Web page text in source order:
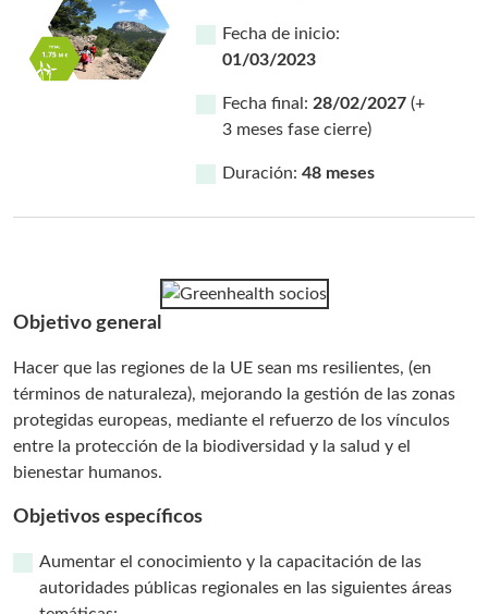
Fecha de inicio:
01/03/2023
Fecha final: 28/02/2027 (+
3 meses fase cierre)
Duración: 48 meses
Objetivo general
Hacer que las regiones de la UE sean ms resilientes, (en
términos de naturaleza), mejorando la gestión de las zonas
protegidas europeas, mediante el refuerzo de los vínculos
entre la protección de la biodiversidad y la salud y el
bienestar humanos.
Objetivos específicos
Aumentar el conocimiento y la capacitación de las
autoridades públicas regionales en las siguientes áreas